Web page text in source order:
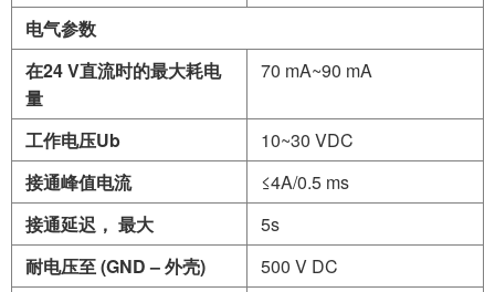
电气参数
在24 V直流时的最大耗电
量
70 mA~90 mA
工作电压Ub
10~30 VDC
接通峰值电流
≤4A/0.5 ms
接通延迟， 最大
5s
耐电压至(GND–外壳)
500 V DC